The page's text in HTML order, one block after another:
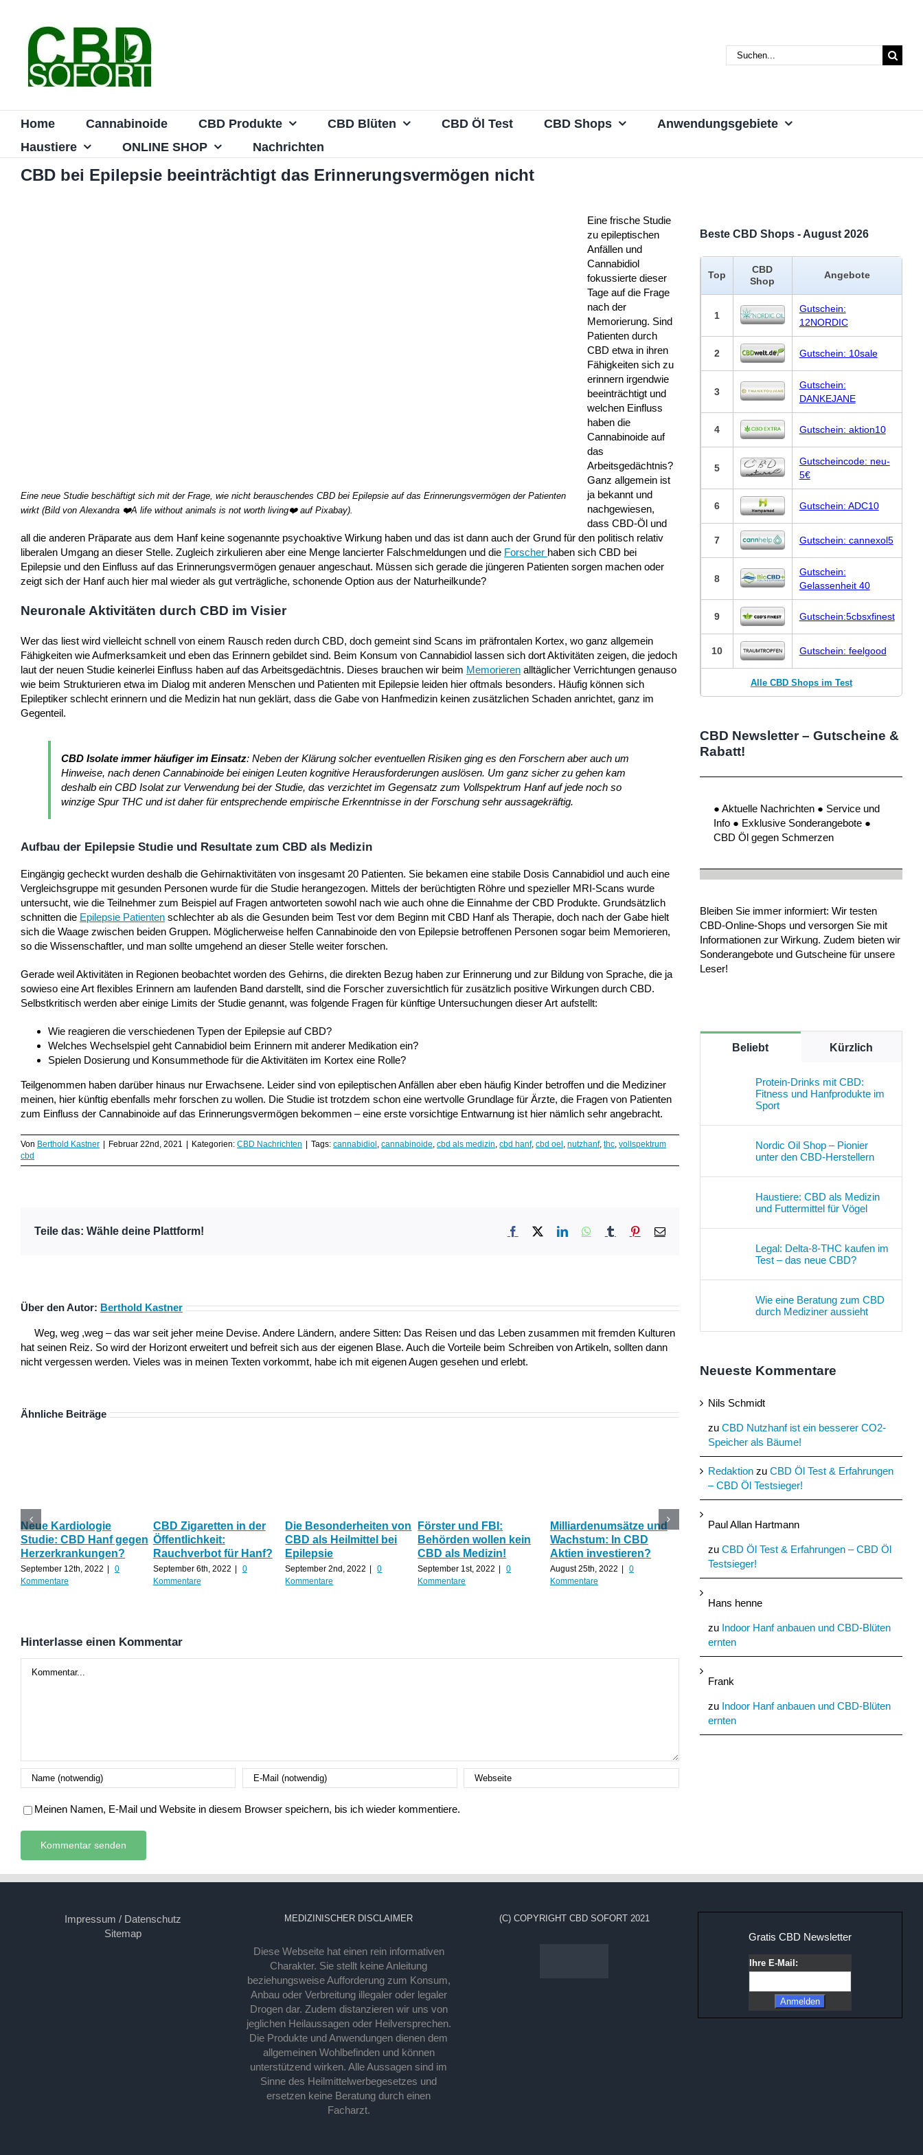
springen
Suche
nach:
Home Cannabinoide CBD Produkte CBD Blüten CBD Öl Test CBD Shops
Anwendungsgebiete
Haustiere
ONLINE SHOP Nachrichten
CBD bei Epilepsie beeinträchtigt das Erinnerungsvermögen nicht
Eine neue Studie beschäftigt sich mit der Frage, wie nicht berauschendes CBD bei Epilepsie auf das Erinnerungsvermögen der Patienten
wirkt (Bild von Alexandra ❤️A life without animals is not worth living❤️ auf Pixabay).
Eine frische Studie
zu epileptischen
Anfällen und
Cannabidiol
fokussierte dieser
Tage auf die Frage
nach der
Memorierung. Sind
Patienten durch
CBD etwa in ihren
Fähigkeiten sich zu
erinnern irgendwie
beeinträchtigt und
welchen Einfluss
haben die
Cannabinoide auf
das
Arbeitsgedächtnis?
Ganz allgemein ist
ja bekannt und
nachgewiesen,
dass CBD-Öl und
all die anderen Präparate aus dem Hanf keine sogenannte psychoaktive Wirkung haben und das ist dann auch der Grund für den politisch relativ
liberalen Umgang an dieser Stelle. Zugleich zirkulieren aber eine Menge lancierter Falschmeldungen und die Forscher haben sich CBD bei
Epilepsie und den Einfluss auf das Erinnerungsvermögen genauer angeschaut. Müssen sich gerade die jüngeren Patienten sorgen machen oder
zeigt sich der Hanf auch hier mal wieder als gut verträgliche, schonende Option aus der Naturheilkunde?
Neuronale Aktivitäten durch CBD im Visier
Wer das liest wird vielleicht schnell von einem Rausch reden durch CBD, doch gemeint sind Scans im präfrontalen Kortex, wo ganz allgemein
Fähigkeiten wie Aufmerksamkeit und eben das Erinnern gebildet sind. Beim Konsum von Cannabidiol lassen sich dort Aktivitäten zeigen, die jedoch
laut der neuen Studie keinerlei Einfluss haben auf das Arbeitsgedächtnis. Dieses brauchen wir beim Memorieren alltäglicher Verrichtungen genauso
wie beim Strukturieren etwa im Dialog mit anderen Menschen und Patienten mit Epilepsie leiden hier oftmals besonders. Häufig können sich
Epileptiker schlecht erinnern und die Medizin hat nun geklärt, dass die Gabe von Hanfmedizin keinen zusätzlichen Schaden anrichtet, ganz im
Gegenteil.
CBD Isolate immer häufiger im Einsatz: Neben der Klärung solcher eventuellen Risiken ging es den Forschern aber auch um
Hinweise, nach denen Cannabinoide bei einigen Leuten kognitive Herausforderungen auslösen. Um ganz sicher zu gehen kam
deshalb ein CBD Isolat zur Verwendung bei der Studie, das verzichtet im Gegensatz zum Vollspektrum Hanf auf jede noch so
winzige Spur THC und ist daher für entsprechende empirische Erkenntnisse in der Forschung sehr aussagekräftig.
Aufbau der Epilepsie Studie und Resultate zum CBD als Medizin
Eingängig gecheckt wurden deshalb die Gehirnaktivitäten von insgesamt 20 Patienten. Sie bekamen eine stabile Dosis Cannabidiol und auch eine
Vergleichsgruppe mit gesunden Personen wurde für die Studie herangezogen. Mittels der berüchtigten Röhre und spezieller MRI-Scans wurde
untersucht, wie die Teilnehmer zum Beispiel auf Fragen antworteten sowohl nach wie auch ohne die Einnahme der CBD Produkte. Grundsätzlich
schnitten die Epilepsie Patienten schlechter ab als die Gesunden beim Test vor dem Beginn mit CBD Hanf als Therapie, doch nach der Gabe hielt
sich die Waage zwischen beiden Gruppen. Möglicherweise helfen Cannabinoide den von Epilepsie betroffenen Personen sogar beim Memorieren,
so die Wissenschaftler, und man sollte umgehend an dieser Stelle weiter forschen.
Gerade weil Aktivitäten in Regionen beobachtet worden des Gehirns, die direkten Bezug haben zur Erinnerung und zur Bildung von Sprache, die ja
sowieso eine Art flexibles Erinnern am laufenden Band darstellt, sind die Forscher zuversichtlich für zusätzlich positive Wirkungen durch CBD.
Selbstkritisch werden aber einige Limits der Studie genannt, was folgende Fragen für künftige Untersuchungen dieser Art aufstellt:
Wie reagieren die verschiedenen Typen der Epilepsie auf CBD?
Welches Wechselspiel geht Cannabidiol beim Erinnern mit anderer Medikation ein?
Spielen Dosierung und Konsummethode für die Aktivitäten im Kortex eine Rolle?
Teilgenommen haben darüber hinaus nur Erwachsene. Leider sind von epileptischen Anfällen aber eben häufig Kinder betroffen und die Mediziner
meinen, hier künftig ebenfalls mehr forschen zu wollen. Die Studie ist trotzdem schon eine wertvolle Grundlage für Ärzte, die Fragen von Patienten
zum Einfluss der Cannabinoide auf das Erinnerungsvermögen bekommen – eine erste vorsichtige Entwarnung ist hier nämlich sehr angebracht.
Von Berthold Kastner | Februar 22nd, 2021 | Kategorien: CBD Nachrichten | Tags: cannabidiol, cannabinoide, cbd als medizin, cbd hanf, cbd oel, nutzhanf, thc, vollspektrum
cbd
Teile das: Wähle deine Plattform! Facebook
X LinkedInWhatsApp
TumblrPinterest
E-
Über den Autor: Berthold Kastner
Weg, weg ,weg – das war seit jeher meine Devise. Andere Ländern, andere Sitten: Das Reisen und das Leben zusammen mit fremden Kulturen
hat seinen Reiz. So wird der Horizont erweitert und befreit sich aus der eigenen Blase. Auch die Vorteile beim Schreiben von Artikeln, sollten dann
nicht vergessen werden. Vieles was in meinen Texten vorkommt, habe ich mit eigenen Augen gesehen und erlebt.
Ähnliche Beiträge
Neue Kardiologie
Studie: CBD Hanf gegen
Herzerkrankungen?
September 12th, 2022 |
0
Kommentare
CBD Zigaretten in der
Öffentlichkeit:
Rauchverbot für Hanf?
September 6th, 2022 |
0
Kommentare
Die Besonderheiten von
CBD als Heilmittel bei
Epilepsie
September 2nd, 2022 |
0
Kommentare
Förster und FBI:
Behörden wollen kein
CBD als Medizin!
September 1st, 2022 |
0
Kommentare
Milliardenumsätze und
Wachstum: In CBD
Aktien investieren?
August 25th, 2022 |
0
Kommentare
Katerstimmung: Wie
nach zu viel Alkohol?
August 24th, 2022 |
Kommentare
Cannabinoide als
Hinterlasse einen Kommentar
Meinen Namen, E-Mail und Website in diesem Browser speichern, bis ich wieder kommentiere.
Beste CBD Shops - August 2026
Top
CBD
Shop
Angebote
1
Gutschein:
12NORDIC
2 Gutschein: 10sale
3
Gutschein:
DANKEJANE
4 Gutschein: aktion10
5
Gutscheincode: neu-
5€
6 Gutschein: ADC10
7 Gutschein: cannexol5
8
Gutschein:
Gelassenheit 40
9 Gutschein:5cbsxfinest
10 Gutschein: feelgood
Alle CBD Shops im Test
CBD Newsletter – Gutscheine &
Rabatt!
● Aktuelle Nachrichten ● Service und
Info ● Exklusive Sonderangebote ●
CBD Öl gegen Schmerzen
Bleiben Sie immer informiert: Wir testen
CBD-Online-Shops und versorgen Sie mit
Informationen zur Wirkung. Zudem bieten wir
Sonderangebote und Gutscheine für unsere
Leser!
Beliebt Kürzlich
Protein-Drinks mit CBD:
Fitness und Hanfprodukte im
Sport
Nordic Oil Shop – Pionier
unter den CBD-Herstellern
Haustiere: CBD als Medizin
und Futtermittel für Vögel
Legal: Delta-8-THC kaufen im
Test – das neue CBD?
Wie eine Beratung zum CBD
durch Mediziner aussieht
Neueste Kommentare
Nils Schmidt
zu CBD Nutzhanf ist ein besserer CO2-
Speicher als Bäume!
Redaktion zu CBD Öl Test & Erfahrungen
– CBD Öl Testsieger!
Paul Allan Hartmann
zu CBD Öl Test & Erfahrungen – CBD Öl
Testsieger!
Hans henne
zu Indoor Hanf anbauen und CBD-Blüten
ernten
Frank
zu Indoor Hanf anbauen und CBD-Blüten
ernten
Impressum / Datenschutz
Sitemap
MEDIZINISCHER DISCLAIMER
Diese Webseite hat einen rein informativen
Charakter. Sie stellt keine Anleitung
beziehungsweise Aufforderung zum Konsum,
Anbau oder Verbreitung illegaler oder legaler
Drogen dar. Zudem distanzieren wir uns von
jeglichen Heilaussagen oder Heilversprechen.
Die Produkte und Anwendungen dienen dem
allgemeinen Wohlbefinden und können
unterstützend wirken. Alle Aussagen sind im
Sinne des Heilmittelwerbegesetzes und
ersetzen keine Beratung durch einen
Facharzt.
(C) COPYRIGHT CBD SOFORT 2021
Gratis CBD Newsletter
Ihre E-Mail: